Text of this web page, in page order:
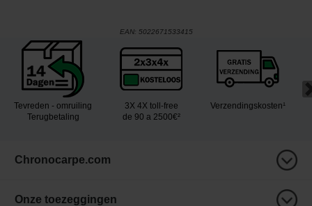
EAN: 5022671533415
Tevreden - omruiling
Terugbetaling
3X 4X toll-free
de 90 a 2500€²
Verzendingskosten¹
Chronocarpe.com
Onze toezeggingen